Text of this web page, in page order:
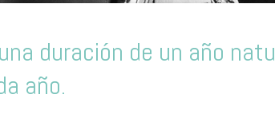
duración de un año
año.